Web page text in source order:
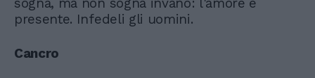
presente. Infedeli gli uomini.
Cancro